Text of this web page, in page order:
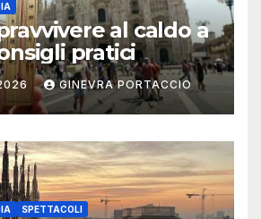
al caldo a
pratici
GINEVRA PORTACCIO
SPETTACOLI